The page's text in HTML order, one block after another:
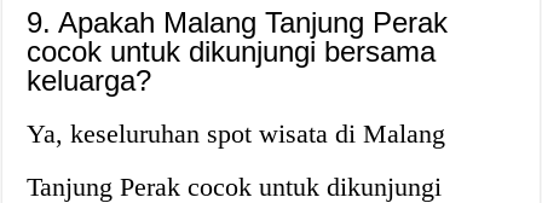
9. Apakah Malang Tanjung Perak
cocok untuk dikunjungi bersama
keluarga?
Ya, keseluruhan spot wisata di Malang
Tanjung Perak cocok untuk dikunjungi